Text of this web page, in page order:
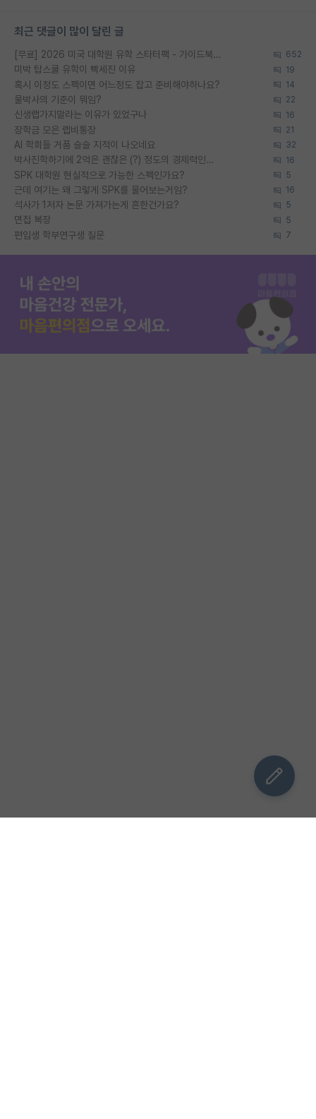
최근 댓글이 많이 달린 글
[무료] 2026 미국 대학원 유학 스타터팩 - 가이드북 & 합격자 컨택메일 템플릿 652
미박 탑스쿨 유학이 빡세진 이유 19
혹시 이정도 스펙이면 어느정도 잡고 준비해야하나요? 14
물박사의 기준이 뭐임? 22
신생랩가지말라는 이유가 있었구나 16
장학금 모은 랩비통장 21
AI 학회들 거품 슬슬 지적이 나오네요 32
박사진학하기에 2억은 괜찮은 (?) 정도의 경제력인가요 16
SPK 대학원 현실적으로 가능한 스펙인가요? 5
근데 여기는 왜 그렇게 SPK를 물어보는거임? 16
석사가 1저자 논문 가져가는게 흔한건가요? 5
면접 복장 5
편입생 학부연구생 질문 7